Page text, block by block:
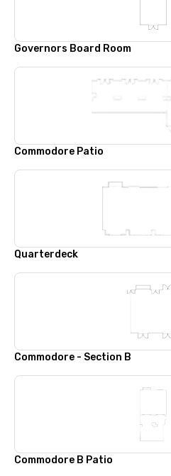
Governors Board Room
Commodore Patio
Quarterdeck
Commodore - Section B
Commodore B Patio